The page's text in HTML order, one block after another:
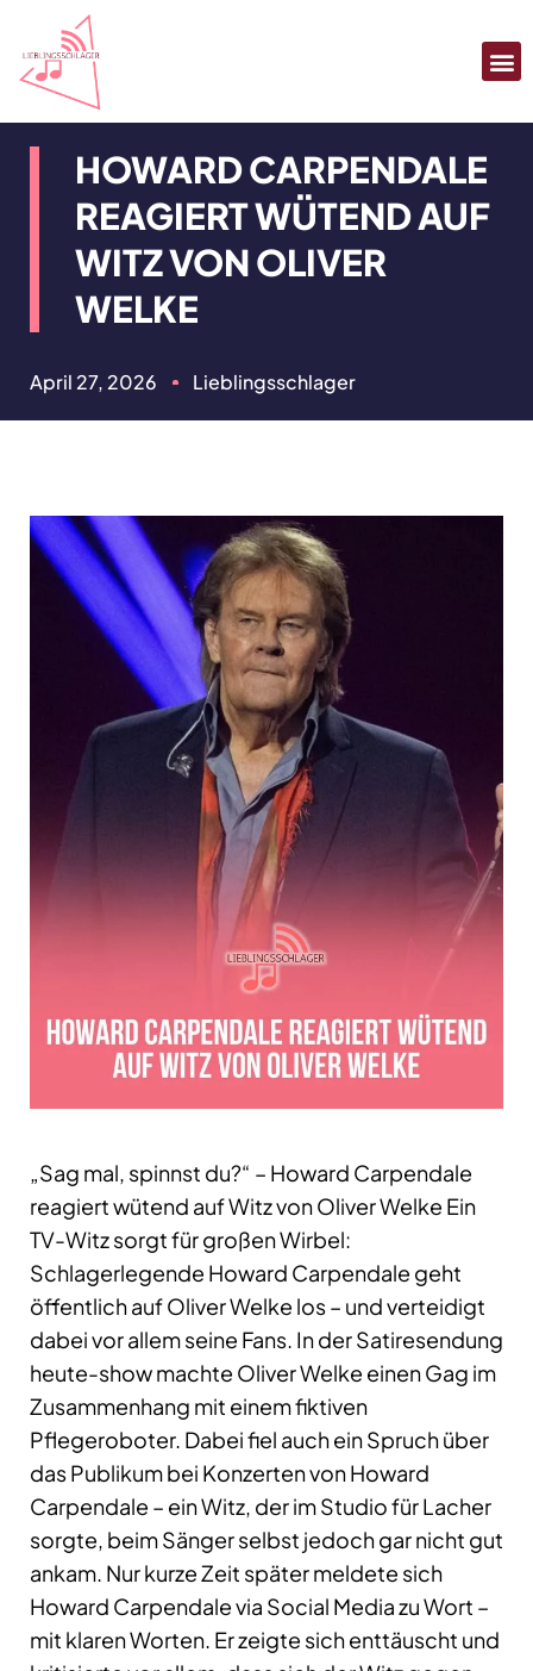
HOWARD CARPENDALE
REAGIERT WÜTEND AUF
WITZ VON OLIVER
WELKE
April 27, 2026 Lieblingsschlager
„Sag mal, spinnst du?“ – Howard Carpendale
reagiert wütend auf Witz von Oliver Welke Ein
TV-Witz sorgt für großen Wirbel:
Schlagerlegende Howard Carpendale geht
öffentlich auf Oliver Welke los – und verteidigt
dabei vor allem seine Fans. In der Satiresendung
heute-show machte Oliver Welke einen Gag im
Zusammenhang mit einem fiktiven
Pflegeroboter. Dabei fiel auch ein Spruch über
das Publikum bei Konzerten von Howard
Carpendale – ein Witz, der im Studio für Lacher
sorgte, beim Sänger selbst jedoch gar nicht gut
ankam. Nur kurze Zeit später meldete sich
Howard Carpendale via Social Media zu Wort –
mit klaren Worten. Er zeigte sich enttäuscht und